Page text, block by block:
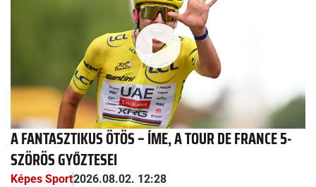
A FANTASZTIKUS ÖTÖS – ÍME, A TOUR DE FRANCE 5-
SZÖRÖS GYŐZTESEI
Képes Sport2026.08.02. 12:28